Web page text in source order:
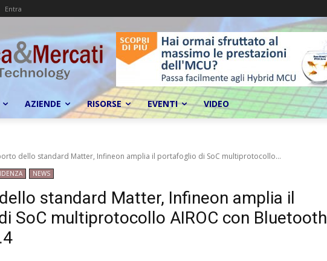
Entra
AZIENDE RISORSE EVENTI VIDEO
dello standard Matter, Infineon amplia il portafoglio di SoC multiprotocollo...
NEWS
standard Matter, Infineon amplia il
SoC multiprotocollo AIROC con Bluetooth